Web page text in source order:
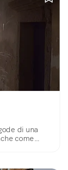
di una
come